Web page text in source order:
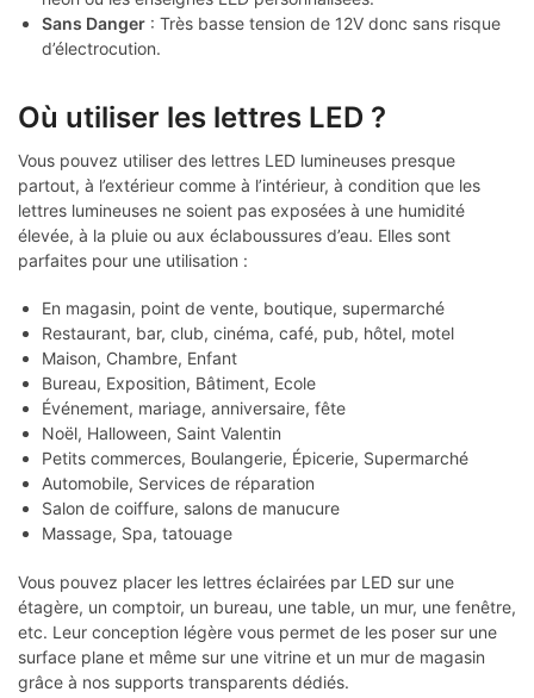
Sans Danger : Très basse tension de 12V donc sans risque
d’électrocution.
Où utiliser les lettres LED ?
Vous pouvez utiliser des lettres LED lumineuses presque
partout, à l’extérieur comme à l’intérieur, à condition que les
lettres lumineuses ne soient pas exposées à une humidité
élevée, à la pluie ou aux éclaboussures d’eau. Elles sont
parfaites pour une utilisation :
En magasin, point de vente, boutique, supermarché
Restaurant, bar, club, cinéma, café, pub, hôtel, motel
Maison, Chambre, Enfant
Bureau, Exposition, Bâtiment, Ecole
Événement, mariage, anniversaire, fête
Noël, Halloween, Saint Valentin
Petits commerces, Boulangerie, Épicerie, Supermarché
Automobile, Services de réparation
Salon de coiffure, salons de manucure
Massage, Spa, tatouage
Vous pouvez placer les lettres éclairées par LED sur une
étagère, un comptoir, un bureau, une table, un mur, une fenêtre,
etc. Leur conception légère vous permet de les poser sur une
surface plane et même sur une vitrine et un mur de magasin
grâce à nos supports transparents dédiés.